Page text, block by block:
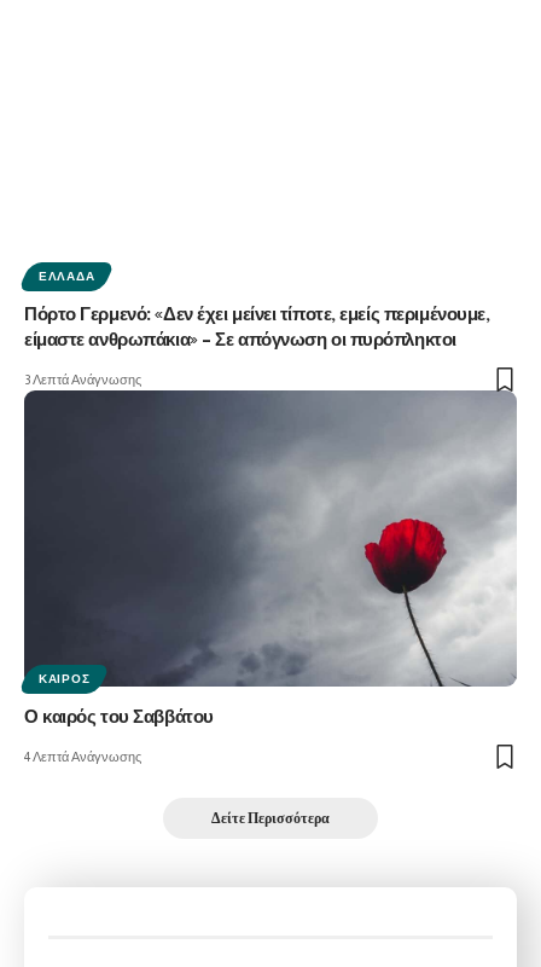
ΕΛΛΆΔΑ
Πόρτο Γερμενό: «Δεν έχει μείνει τίποτε, εμείς περιμένουμε,
είμαστε ανθρωπάκια» – Σε απόγνωση οι πυρόπληκτοι
3 Λεπτά Ανάγνωσης
ΚΑΙΡΌΣ
Ο καιρός του Σαββάτου
4 Λεπτά Ανάγνωσης
Δείτε Περισσότερα